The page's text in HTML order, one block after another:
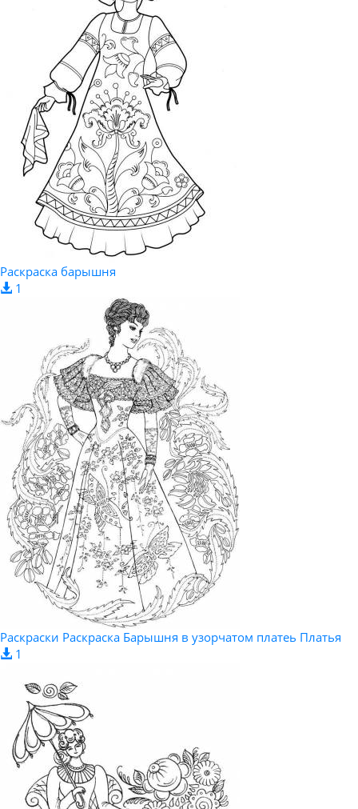
Раскраска барышня
1
Раскраски Раскраска Барышня в узорчатом платеь Платья
1